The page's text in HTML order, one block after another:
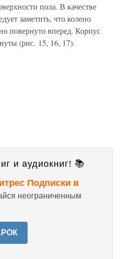
пола. В качестве
заметить, что колено
повернуто вперед. Корпус
(рис. 15, 16, 17).
и аудиокниг! 📚
Подписки в
неограниченным